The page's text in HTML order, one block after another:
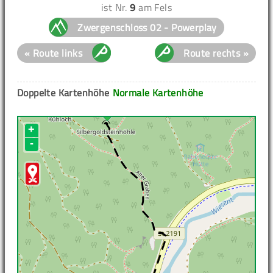
ist Nr.9 am Fels
Zwergenschloss 02 - Powerplay
« Route links
Route rechts »
Normale Kartenhöhe
Doppelte Kartenhöhe
+
-